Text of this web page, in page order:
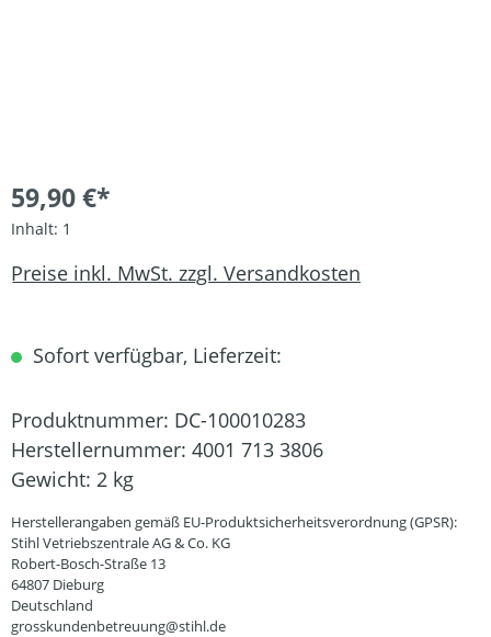
59,90 €*
Inhalt: 1
Preise inkl. MwSt. zzgl. Versandkosten
Sofort verfügbar, Lieferzeit:
Produktnummer: DC-100010283
Herstellernummer: 4001 713 3806
Gewicht: 2 kg
Herstellerangaben gemäß EU-Produktsicherheitsverordnung (GPSR):
Stihl Vetriebszentrale AG & Co. KG
Robert-Bosch-Straße 13
64807 Dieburg
Deutschland
grosskundenbetreuung@stihl.de